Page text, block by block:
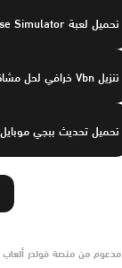
تحميل لعبة Crazy Goose Simulator !!
تنزيل Vbn خرافي لحل مشاكل ببجي موبايل
تحميل تحديث ببجي موبايل 3.3 !!
مدعوم من منصة فولدر ألعاب